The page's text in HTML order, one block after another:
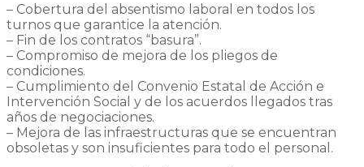
– Cobertura del absentismo laboral en todos los
turnos que garantice la atención.
– Fin de los contratos “basura”.
– Compromiso de mejora de los pliegos de
condiciones.
– Cumplimiento del Convenio Estatal de Acción e
Intervención Social y de los acuerdos llegados tras
años de negociaciones.
– Mejora de las infraestructuras que se encuentran
obsoletas y son insuficientes para todo el personal.